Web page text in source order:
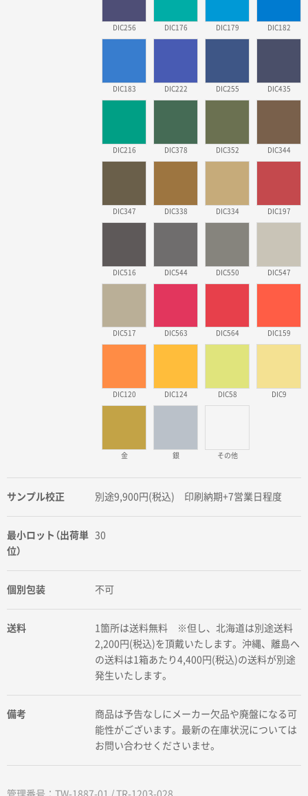
DIC256 DIC176 DIC179 DIC182
DIC183 DIC222 DIC255 DIC435
DIC216 DIC378 DIC352 DIC344
DIC347 DIC338 DIC334 DIC197
DIC516 DIC544 DIC550 DIC547
DIC517 DIC563 DIC564 DIC159
DIC120 DIC124 DIC58 DIC9
金 銀 その他
サンプル校正 別途9,900円(税込) 印刷納期+7営業日程度
最小ロット（出荷単
位）
30
個別包装 不可
送料
1箇所は送料無料 ※但し、北海道は別途送料
2,200円(税込)を頂戴いたします。沖縄、離島へ
の送料は1箱あたり4,400円(税込)の送料が別途
発生いたします。
備考
商品は予告なしにメーカー欠品や廃盤になる可
能性がございます。最新の在庫状況については
お問い合わせくださいませ。